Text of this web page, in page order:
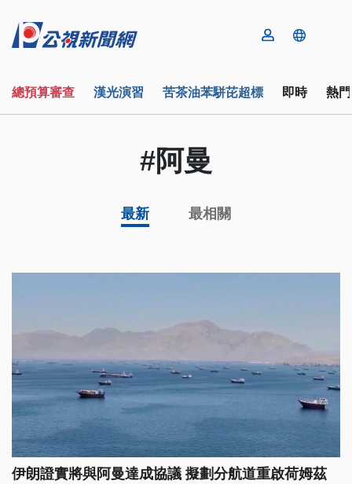
總預算審查 漢光演習 苦茶油苯駢芘超標 即時 熱
#阿曼
最新 最相關
伊朗證實將與阿曼達成協議 擬劃分航道重啟荷姆茲